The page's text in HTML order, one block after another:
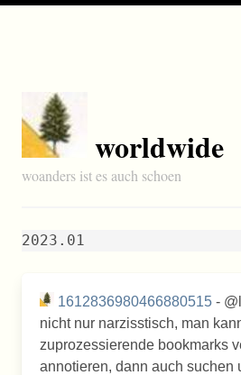
worldwide
woanders ist es auch schoen
2023.01
1612836980466880515 -
nicht nur narzisstisch, man
zuprozessierende bookmarks
annotieren, dann auch suchen